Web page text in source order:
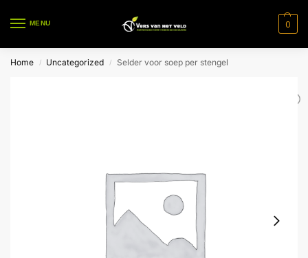
MENU 0
Home / Uncategorized / Selder voor soep per stengel